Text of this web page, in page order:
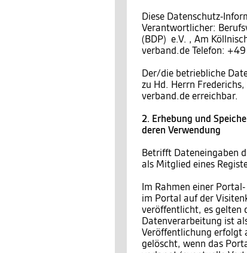
Diese Datenschutz-
Verantwortlicher:
(BDP) e.V. , Am
verband.de Telefon:
Der/die betriebliche
zu Hd. Herrn
verband.de erreichbar.
2. Erhebung und
deren Verwendung
Betrifft Dateneingaben
als Mitglied eines
Im Rahmen einer
im Portal auf der
veröffentlicht, es gelten
Datenverarbeitung ist
Veröffentlichung erfolgt
gelöscht, wenn das